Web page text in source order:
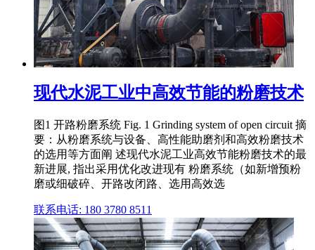
现代水泥工业中高效节能的粉磨技术
图1 开路粉磨系统 Fig. 1 Grinding system of open circuit 摘
要：从粉磨系统与设备、高性能助磨剂和高效粉磨技术
的选用等方面阐 述现代水泥工业高效节能粉磨技术的最
新进展, 指出采用优化改进现有 粉磨系统（如新增预粉
磨或细破碎、开路改闭路、选用高效选
联系电话: 180 3780 8511